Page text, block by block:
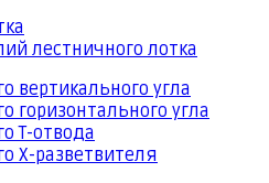
лестничного лотка
вертикального угла
горизонтального угла
Т-отвода
Х-разветвителя